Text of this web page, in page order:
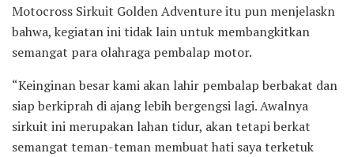
Motocross Sirkuit Golden Adventure itu pun menjelaskn
bahwa, kegiatan ini tidak lain untuk membangkitkan
semangat para olahraga pembalap motor.
“Keinginan besar kami akan lahir pembalap berbakat dan
siap berkiprah di ajang lebih bergengsi lagi. Awalnya
sirkuit ini merupakan lahan tidur, akan tetapi berkat
semangat teman-teman membuat hati saya terketuk